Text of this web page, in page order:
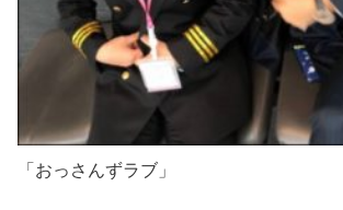
「おっさんずラブ」